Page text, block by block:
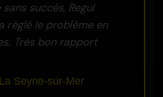
succès, Regul
réglé le problème en
Très bon rapport
Seyne-sur-Mer